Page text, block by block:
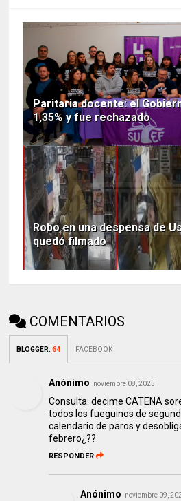
Paritaria docente: el
1,35% y fue rechazado
Robo en una despensa de
quedó filmado
COMENTARIOS
BLOGGER:64 FACEBOOK
Anónimo noviembre 08, 2025
Consulta: decime CATENA
todos los fueguinos de
calendario de paros y
febrero¿??
RESPONDER
Anónimo noviembre 09,